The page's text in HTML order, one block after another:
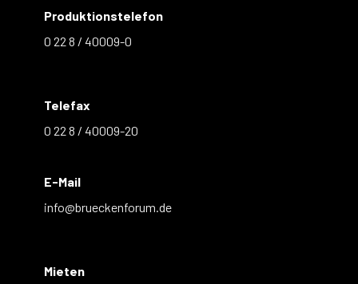
Produktionstelefon
0 22 8 / 40009-0
Telefax
0 22 8 / 40009-20
E-Mail
info@brueckenforum.de
Mieten